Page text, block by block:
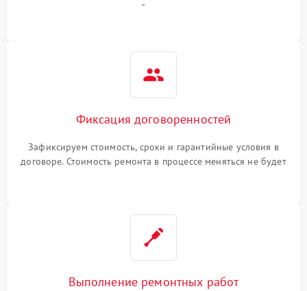
гарантийные условия
Фиксация договоренностей
Зафиксируем стоимость, сроки и гарантийные условия в
договоре. Стоимость ремонта в процессе меняться не будет
Выполнение ремонтных работ